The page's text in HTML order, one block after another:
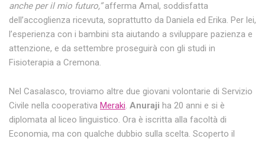
anche per il mio futuro,”afferma Amal, soddisfatta
dell’accoglienza ricevuta, soprattutto da Daniela ed Erika. Per lei,
l’esperienza con i bambini sta aiutando a sviluppare pazienza e
attenzione, e da settembre proseguirà con gli studi in
Fisioterapia a Cremona.
Nel Casalasco, troviamo altre due giovani volontarie di Servizio
Civile nella cooperativa Meraki. Anuraji ha 20 anni e si è
diplomata al liceo linguistico. Ora è iscritta alla facoltà di
Economia, ma con qualche dubbio sulla scelta. Scoperto il